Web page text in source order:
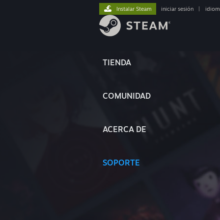
TIENDA
COMUNIDAD
ACERCA DE
SOPORTE
Instalar Steam iniciar sesión